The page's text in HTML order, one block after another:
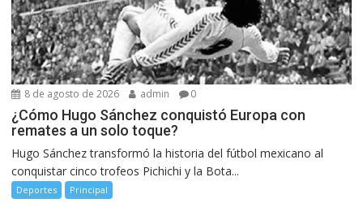
8 de agosto de 2026 admin 0
¿Cómo Hugo Sánchez conquistó Europa con
remates a un solo toque?
Hugo Sánchez transformó la historia del fútbol mexicano al
conquistar cinco trofeos Pichichi y la Bota...
Deportes Principal